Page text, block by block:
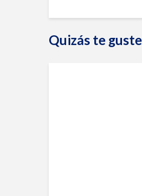
Quizás te guste